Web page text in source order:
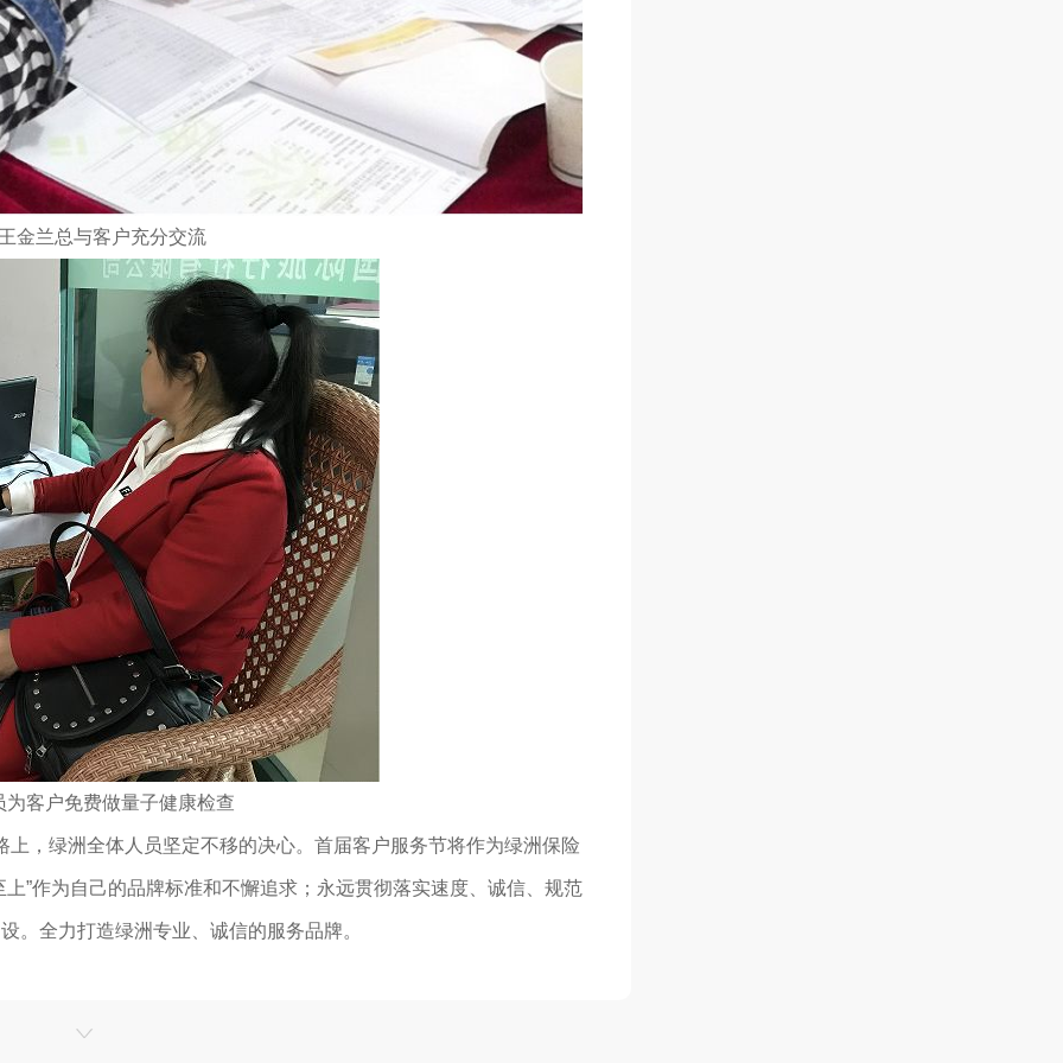
金兰总与客户充分交流
为客户免费做量子健康检查
绿洲全体人员坚定不移的决心。首届客户服务节将作为绿洲保险
”作为自己的品牌标准和不懈追求；永远贯彻落实速度、诚信、规范
。全力打造绿洲专业、诚信的服务品牌。